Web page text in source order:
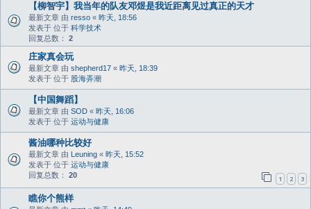
【柳智宇】我当年的队友邓煜是我近距离见过真正的天才
最新文章 由 resso « 昨天, 18:56
发表于 位于 科学技术
回复总数： 2
庄家真会玩
最新文章 由 shepherd17 « 昨天, 18:39
发表于 位于 股海弄潮
【中国舞蹈】
最新文章 由 SOD « 昨天, 16:06
发表于 位于 运动与健康
酱油哪种比较好
最新文章 由 Leuning « 昨天, 15:52
发表于 位于 运动与健康
回复总数： 20 1 2 3
瞧你个熊样